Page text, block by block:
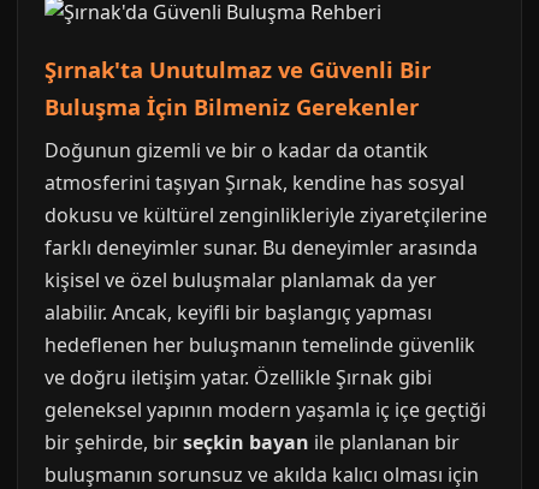
Şırnak'ta Unutulmaz ve Güvenli Bir
Buluşma İçin Bilmeniz Gerekenler
Doğunun gizemli ve bir o kadar da otantik
atmosferini taşıyan Şırnak, kendine has sosyal
dokusu ve kültürel zenginlikleriyle ziyaretçilerine
farklı deneyimler sunar. Bu deneyimler arasında
kişisel ve özel buluşmalar planlamak da yer
alabilir. Ancak, keyifli bir başlangıç yapması
hedeflenen her buluşmanın temelinde güvenlik
ve doğru iletişim yatar. Özellikle Şırnak gibi
geleneksel yapının modern yaşamla iç içe geçtiği
bir şehirde, birseçkin bayan ile planlanan bir
buluşmanın sorunsuz ve akılda kalıcı olması için